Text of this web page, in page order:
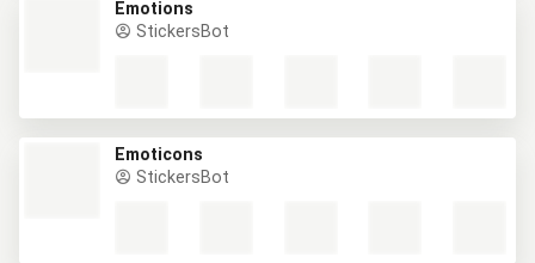
Emotions
StickersBot
Emoticons
StickersBot